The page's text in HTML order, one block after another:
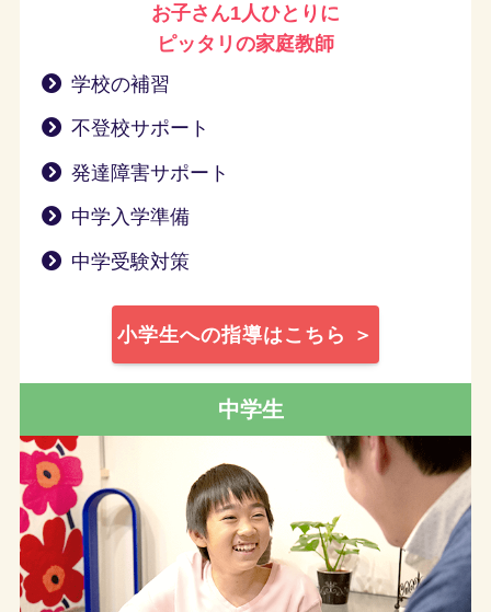
お子さん1人ひとりに
ピッタリの家庭教師
学校の補習
不登校サポート
発達障害サポート
中学入学準備
中学受験対策
小学生への指導はこちら ＞
中学生